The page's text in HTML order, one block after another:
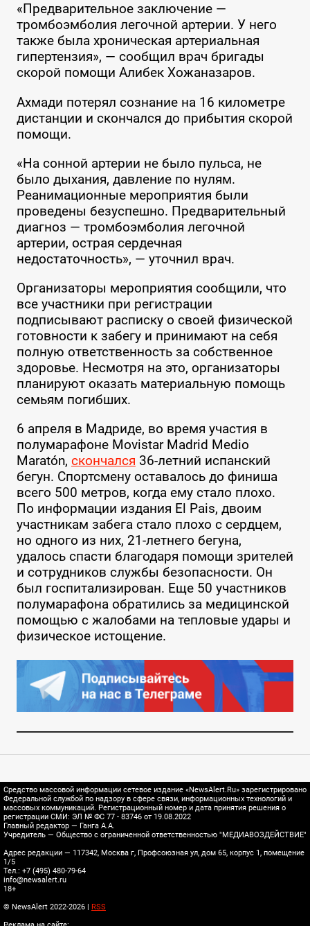
«Предварительное заключение —
тромбоэмболия легочной артерии. У него
также была хроническая артериальная
гипертензия», — сообщил врач бригады
скорой помощи Алибек Хожаназаров.
Ахмади потерял сознание на 16 километре
дистанции и скончался до прибытия скорой
помощи.
«На сонной артерии не было пульса, не
было дыхания, давление по нулям.
Реанимационные мероприятия были
проведены безуспешно. Предварительный
диагноз — тромбоэмболия легочной
артерии, острая сердечная
недостаточность», — уточнил врач.
Организаторы мероприятия сообщили, что
все участники при регистрации
подписывают расписку о своей физической
готовности к забегу и принимают на себя
полную ответственность за собственное
здоровье. Несмотря на это, организаторы
планируют оказать материальную помощь
семьям погибших.
6 апреля в Мадриде, во время участия в
полумарафоне Movistar Madrid Medio
Maratón, скончался 36-летний испанский
бегун. Спортсмену оставалось до финиша
всего 500 метров, когда ему стало плохо.
По информации издания El Pais, двоим
участникам забега стало плохо с сердцем,
но одного из них, 21-летнего бегуна,
удалось спасти благодаря помощи зрителей
и сотрудников службы безопасности. Он
был госпитализирован. Еще 50 участников
полумарафона обратились за медицинской
помощью с жалобами на тепловые удары и
физическое истощение.
Средство массовой информации сетевое издание «NewsAlert.Ru» зарегистрировано
Федеральной службой по надзору в сфере связи, информационных технологий и
массовых коммуникаций. Регистрационный номер и дата принятия решения о
регистрации СМИ: ЭЛ № ФС 77 - 83746 от 19.08.2022
Главный редактор — Ганга А.А.
Учредитель — Общество с ограниченной ответственностью "МЕДИАВОЗДЕЙСТВИЕ"
Адрес редакции — 117342, Москва г, Профсоюзная ул, дом 65, корпус 1, помещение
1/5
Тел.: +7 (495) 480-79-64
info@newsalert.ru
18+
© NewsAlert 2022-2026 | RSS